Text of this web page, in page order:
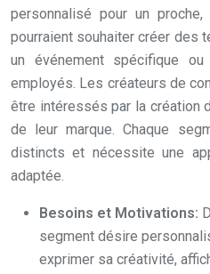
personnalisé pour un
pourraient souhaiter créer des
un événement spécifique
employés. Les créateurs de
être intéressés par la création
de leur marque. Chaque
distincts et nécessite une
adaptée.
Besoins et Motivations:
segment désire
exprimer sa créativité,